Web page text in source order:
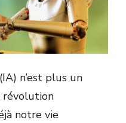
n’est plus un
révolution
notre vie